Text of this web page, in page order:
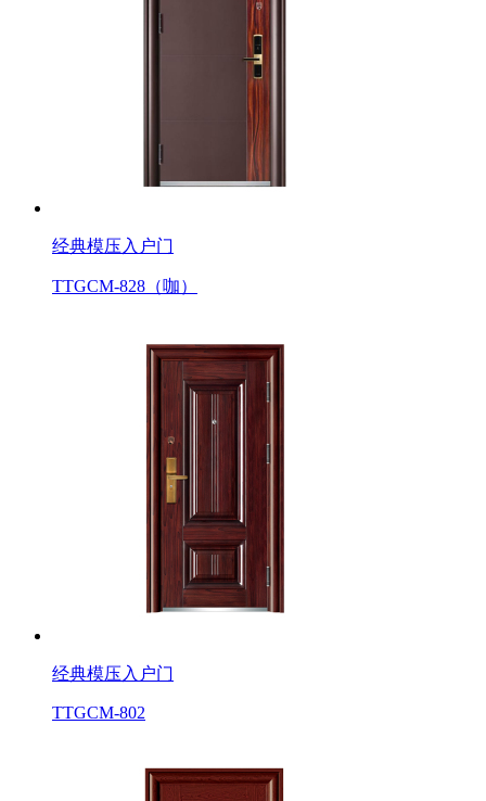
经典模压入户门
TTGCM-828（咖）
经典模压入户门
TTGCM-802